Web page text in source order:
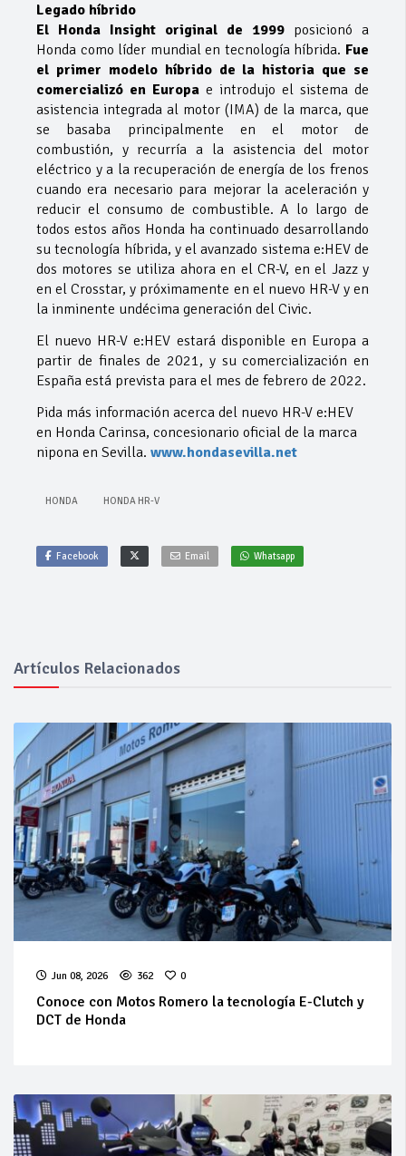
Legado híbrido
El Honda Insight original de 1999 posicionó a
Honda como líder mundial en tecnología híbrida. Fue
el primer modelo híbrido de la historia que se
comercializó en Europa e introdujo el sistema de
asistencia integrada al motor (IMA) de la marca, que
se basaba principalmente en el motor de
combustión, y recurría a la asistencia del motor
eléctrico y a la recuperación de energía de los frenos
cuando era necesario para mejorar la aceleración y
reducir el consumo de combustible. A lo largo de
todos estos años Honda ha continuado desarrollando
su tecnología híbrida, y el avanzado sistema e:HEV de
dos motores se utiliza ahora en el CR-V, en el Jazz y
en el Crosstar, y próximamente en el nuevo HR-V y en
la inminente undécima generación del Civic.
El nuevo HR-V e:HEV estará disponible en Europa a
partir de finales de 2021, y su comercialización en
España está prevista para el mes de febrero de 2022.
Pida más información acerca del nuevo HR-V e:HEV
en Honda Carinsa, concesionario oficial de la marca
nipona en Sevilla. www.hondasevilla.net
HONDA HONDA HR-V
Facebook Email Whatsapp
Artículos Relacionados
Jun 08, 2026 362 0
Conoce con Motos Romero la tecnología E-Clutch y
DCT de Honda